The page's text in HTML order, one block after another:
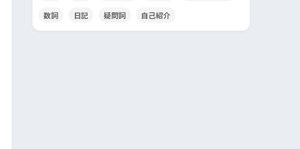
数詞 日記 疑問詞 自己紹介